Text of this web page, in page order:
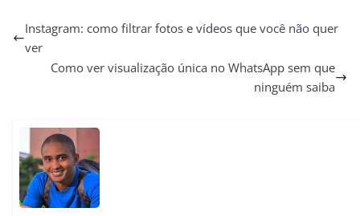
a
t
p
l
g
m
c
b
a
l
n
e
p
L
a
e
Instagram: como filtrar fotos e vídeos que você não quer
ver
Como ver visualização única no WhatsApp sem que
ninguém saiba